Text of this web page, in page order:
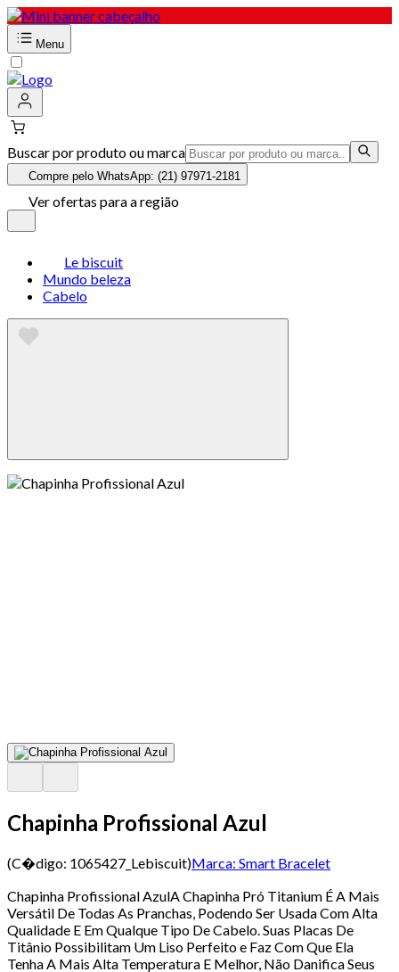
Menu
Buscar por produto ou marca
Compre pelo WhatsApp: (21) 97971-2181
Ver ofertas para a região
Le biscuit
Mundo beleza
Cabelo
Chapinha Profissional Azul
(C�digo: 1065427_Lebiscuit)Marca: Smart Bracelet
Chapinha Profissional AzulA Chapinha Pró Titanium É A Mais
Versátil De Todas As Pranchas, Podendo Ser Usada Com Alta
Qualidade E Em Qualque Tipo De Cabelo. Suas Placas De
Titânio Possibilitam Um Liso Perfeito e Faz Com Que Ela
Tenha A Mais Alta Temperatura E Melhor, Não Danifica Seus